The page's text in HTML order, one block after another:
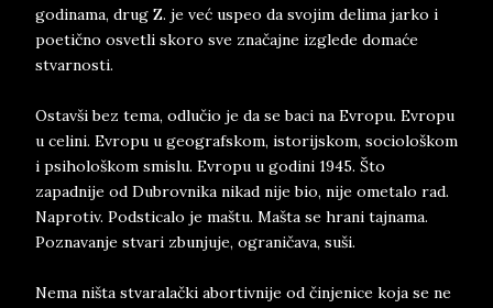
godinama, drug Z. je već uspeo da svojim delima jarko i
poetično osvetli skoro sve značajne izglede domaće
stvarnosti.
Ostavši bez tema, odlučio je da se baci na Evropu. Evropu
u celini. Evropu u geografskom, istorijskom, sociološkom
i psihološkom smislu. Evropu u godini 1945. Što
zapadnije od Dubrovnika nikad nije bio, nije ometalo rad.
Naprotiv. Podsticalo je maštu. Mašta se hrani tajnama.
Poznavanje stvari zbunjuje, ograničava, suši.
Nema ništa stvaralački abortivnije od činjenice koja se ne